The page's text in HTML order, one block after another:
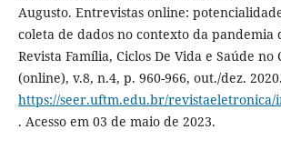
Augusto. Entrevistas online:
coleta de dados no contexto da pandemia
Revista Família, Ciclos De Vida e Saúde no
(online), v.8, n.4, p. 960-966, out./dez.
https://seer.uftm.edu.br/
. Acesso em 03 de maio de 2023.